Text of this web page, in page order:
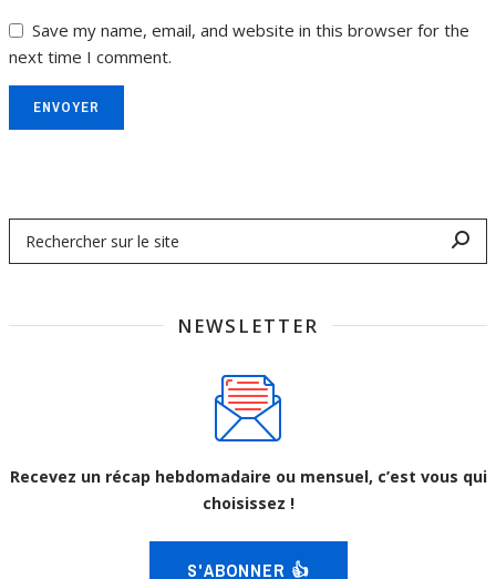
Save my name, email, and website in this browser for the
next time I comment.
ENVOYER
NEWSLETTER
Recevez un récap hebdomadaire ou mensuel, c’est vous qui
choisissez !
S'ABONNER 👍